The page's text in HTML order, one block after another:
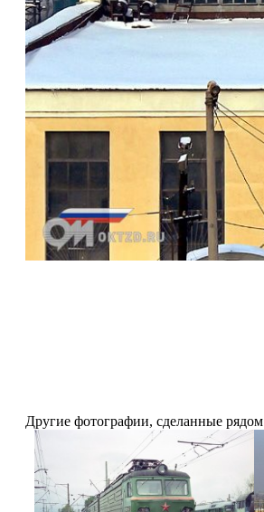
Другие фотографии, сделанные рядом